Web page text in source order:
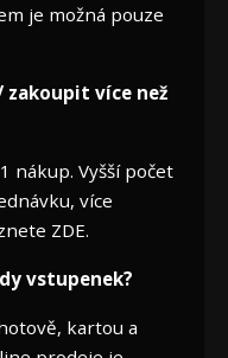
je možná pouze
zakoupit více než
nákup. Vyšší počet
více
ZDE.
vstupenek?
kartou a